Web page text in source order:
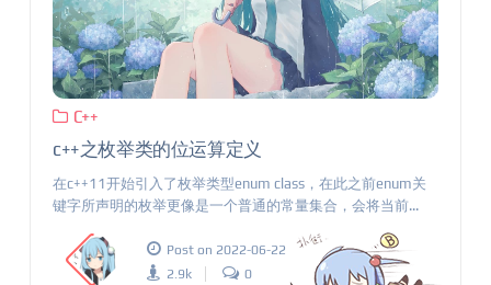
C++
c++之枚举类的位运算定义
在c++11开始引入了枚举类型enum class，在此之前enum关
键字所声明的枚举更像是一个普通的常量集合，会将当前...
Post on 2022-06-22
2.9k
0